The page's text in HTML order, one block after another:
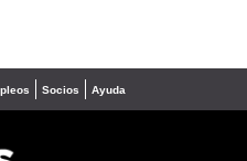
Socios Ayuda